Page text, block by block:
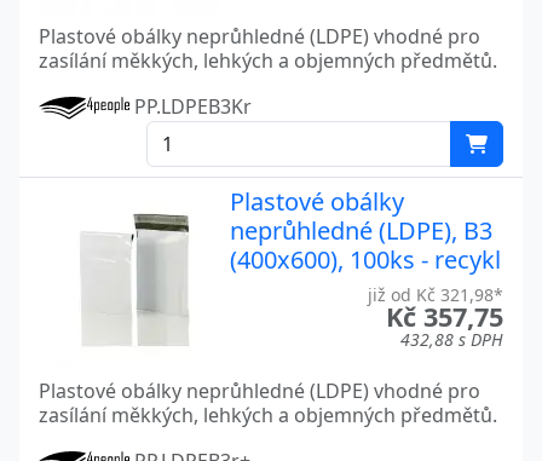
Plastové obálky neprůhledné (LDPE) vhodné pro
zasílání měkkých, lehkých a objemných předmětů.
PP.LDPEB3Kr
Plastové obálky
neprůhledné (LDPE), B3
(400x600), 100ks - recykl
již od Kč 321,98*
Kč 357,75
432,88 s DPH
Plastové obálky neprůhledné (LDPE) vhodné pro
zasílání měkkých, lehkých a objemných předmětů.